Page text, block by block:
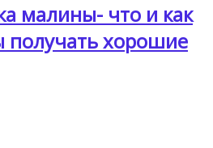
малины- что и как
получать хорошие